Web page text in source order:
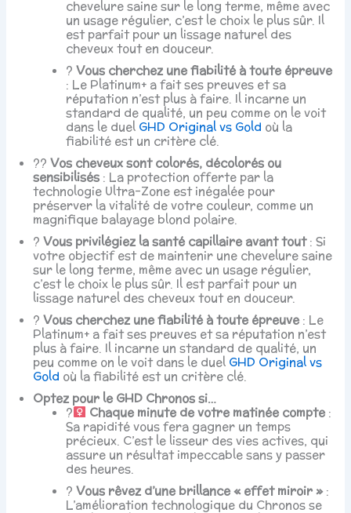
chevelure saine sur le long terme, même avec
un usage régulier, c’est le choix le plus sûr. Il
est parfait pour un lissage naturel des
cheveux tout en douceur.
?Vous cherchez une fiabilité à toute épreuve
: Le Platinum+ a fait ses preuves et sa
réputation n’est plus à faire. Il incarne un
standard de qualité, un peu comme on le voit
dans le duel GHD Original vs Gold où la
fiabilité est un critère clé.
?‍?Vos cheveux sont colorés, décolorés ou
sensibilisés : La protection offerte par la
technologie Ultra-Zone est inégalée pour
préserver la vitalité de votre couleur, comme un
magnifique balayage blond polaire.
?Vous privilégiez la santé capillaire avant tout: Si
votre objectif est de maintenir une chevelure saine
sur le long terme, même avec un usage régulier,
c’est le choix le plus sûr. Il est parfait pour un
lissage naturel des cheveux tout en douceur.
?Vous cherchez une fiabilité à toute épreuve: Le
Platinum+ a fait ses preuves et sa réputation n’est
plus à faire. Il incarne un standard de qualité, un
peu comme on le voit dans le duel GHD Original vs
Gold où la fiabilité est un critère clé.
Optez pour le GHD Chronos si…
?‍
Chaque minute de votre matinée compte:
Sa rapidité vous fera gagner un temps
précieux. C’est le lisseur des vies actives, qui
assure un résultat impeccable sans y passer
des heures.
?Vous rêvez d’une brillance « effet miroir »:
L’amélioration technologique du Chronos se